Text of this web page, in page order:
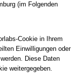
(im Folgenden
Cookie in Ihrem
Einwilligungen oder
Diese Daten
weitergegeben.